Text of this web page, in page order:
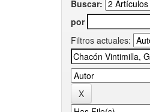
Buscar:
por
Filtros actuales: